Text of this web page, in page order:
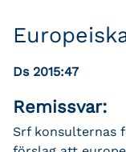
Ds 2015:47
Remissvar:
Srf konsulternas